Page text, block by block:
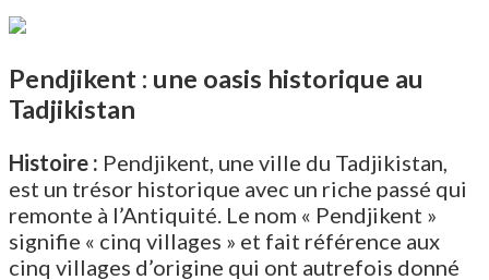
Pendjikent : une oasis historique au
Tadjikistan
Histoire : Pendjikent, une ville du Tadjikistan,
est un trésor historique avec un riche passé qui
remonte à l’Antiquité. Le nom « Pendjikent »
signifie « cinq villages » et fait référence aux
cinq villages d’origine qui ont autrefois donné